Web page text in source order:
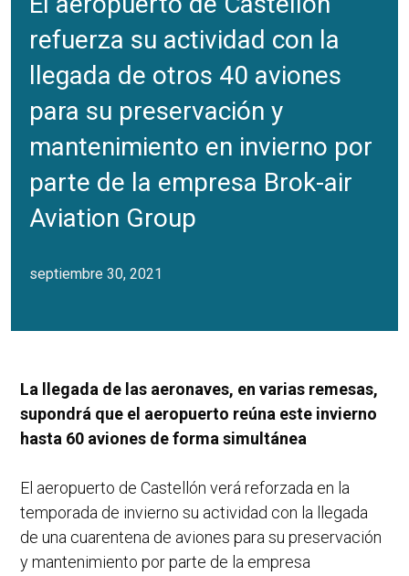
refuerza su actividad con la
llegada de otros 40 aviones
para su preservación y
mantenimiento en invierno por
parte de la empresa Brok-air
Aviation Group
septiembre 30, 2021
La llegada de las aeronaves, en varias remesas,
supondrá que el aeropuerto reúna este invierno
hasta 60 aviones de forma simultánea
El aeropuerto de Castellón verá reforzada en la
temporada de invierno su actividad con la llegada
de una cuarentena de aviones para su preservación
y mantenimiento por parte de la empresa